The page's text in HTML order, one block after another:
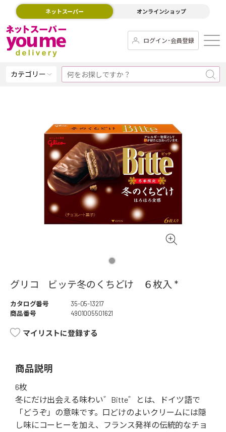
ネットスーパー オンラインショップ
ログイン･会員登録
カテゴリー
グリコ ビッテ冬のくちどけ ６枚入 *
カタログ番号
35-05-13217
商品番号
4901005501621
マイリストに登録する
商品説明
6枚
冬にだけ出会える味わい゛Bitte゛とは、ドイツ語で
「どうぞ」の意味です。口どけのよいクリームには隠
し味にコーヒーを加え、フランス発祥の伝統的なチョ